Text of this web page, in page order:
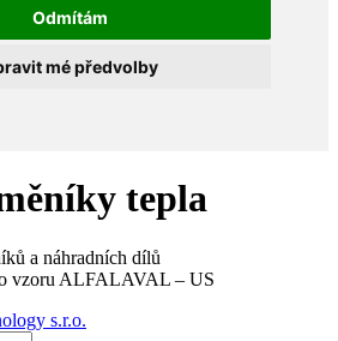
Odmítám
mé předvolby
tepla
a náhradních dílů
vzoru ALFALAVAL – US